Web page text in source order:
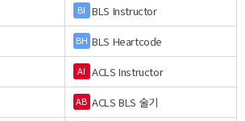
BI BLS Instructor
BH BLS Heartcode
AI ACLS Instructor
AB ACLS BLS 술기